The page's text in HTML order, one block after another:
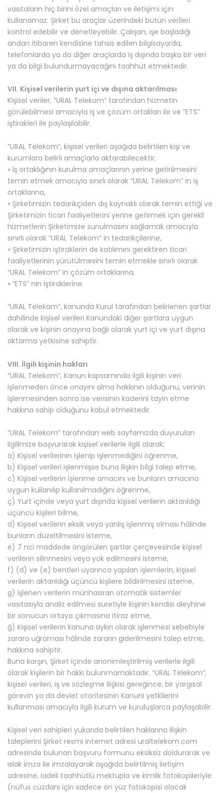
vasıtaların hiç birini özel amaçları ve iletişimi için
kullanamaz. Şirket bu araçlar üzerindeki bütün verileri
kontrol edebilir ve denetleyebilir. Çalışan, işe başladığı
andan itibaren kendisine tahsis edilen bilgisayarda,
telefonlarda ya da diğer araçlarda iş dışında başka bir veri
ya da bilgi bulundurmayacağını taahhüt etmektedir.
VII. Kişisel verilerin yurt içi ve dışına aktarılması
Kişisel veriler, “URAL Telekom” tarafından hizmetin
görülebilmesi amacıyla iş ve çözüm ortakları ile ve “ETS”
iştirakleri ile paylaşılabilir.
“URAL Telekom”, kişisel verileri aşağıda belirtilen kişi ve
kurumlara belirli amaçlarla aktarabilecektir;
» İş ortaklığının kurulma amaçlarının yerine getirilmesini
temin etmek amacıyla sınırlı olarak “URAL Telekom” in iş
ortaklarına,
» Şirketimizin tedarikçiden dış kaynaklı olarak temin ettiği ve
Şirketimizin ticari faaliyetlerini yerine getirmek için gerekli
hizmetlerin Şirketimize sunulmasını sağlamak amacıyla
sınırlı olarak “URAL Telekom” in tedarikçilerine,
» Şirketimizin iştiraklerin de katılımını gerektiren ticari
faaliyetlerinin yürütülmesini temin etmekle sınırlı olarak
“URAL Telekom” in çözüm ortaklarına,
» “ETS” nin iştiraklerine.
“URAL Telekom”, kanunda Kurul tarafından belirlenen şartlar
dahilinde kişisel verileri Kanundaki diğer şartlara uygun
olarak ve kişinin onayına bağlı olarak yurt içi ve yurt dışına
aktarma yetkisine sahiptir.
VIII. İlgili kişinin hakları
“URAL Telekom”, Kanun kapsamında ilgili kişinin veri
işlenmeden önce onayını alma hakkının olduğunu, verinin
işlenmesinden sonra ise verisinin kaderini tayin etme
hakkına sahip olduğunu kabul etmektedir.
“URAL Telekom” tarafından web sayfamızda duyurulan
ilgilimize başvurarak kişisel verilerle ilgili olarak;
a) Kişisel verilerinin işlenip işlenmediğini öğrenme,
b) Kişisel verileri işlenmişse buna ilişkin bilgi talep etme,
c) Kişisel verilerin işlenme amacını ve bunların amacına
uygun kullanılıp kullanılmadığını öğrenme,
ç) Yurt içinde veya yurt dışında kişisel verilerin aktarıldığı
üçüncü kişileri bilme,
d) Kişisel verilerin eksik veya yanlış işlenmiş olması hâlinde
bunların düzeltilmesini isteme,
e) 7 nci maddede öngörülen şartlar çerçevesinde kişisel
verilerin silinmesini veya yok edilmesini isteme,
f) (d) ve (e) bentleri uyarınca yapılan işlemlerin, kişisel
verilerin aktarıldığı üçüncü kişilere bildirilmesini isteme,
g) İşlenen verilerin münhasıran otomatik sistemler
vasıtasıyla analiz edilmesi suretiyle kişinin kendisi aleyhine
bir sonucun ortaya çıkmasına itiraz etme,
ğ) Kişisel verilerin kanuna aykırı olarak işlenmesi sebebiyle
zarara uğraması hâlinde zararın giderilmesini talep etme,
hakkına sahiptir.
Buna karşın, Şirket içinde anonimleştirilmiş verilerle ilgili
olarak kişilerin bir hakkı bulunmamaktadır. “URAL Telekom”,
kişisel verileri, iş ve sözleşme ilişkisi gereğince, bir yargısal
görevin ya da devlet otoritesinin Kanuni yetkilerini
kullanması amacıyla ilgili kurum ve kuruluşlarca paylaşabilir.
Kişisel veri sahipleri yukarıda belirtilen haklarına ilişkin
taleplerini Şirket resmi internet adresi uraltelekom.com
adresinde bulunan başvuru formunu eksiksiz doldurarak ve
ıslak imza ile imzalayarak aşağıda belirtilmiş iletişim
adresine, iadeli taahhütlü mektupla ve kimlik fotokopileriyle
(nüfus cüzdanı için sadece ön yüz fotokopisi olacak